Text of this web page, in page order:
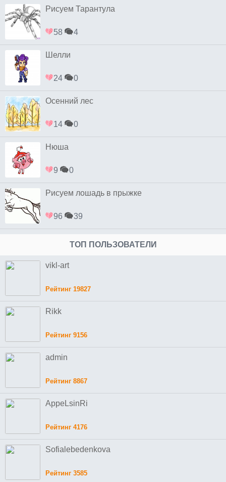
Рисуем Тарантула
58 4
Шелли
24 0
Осенний лес
14 0
Нюша
9 0
Рисуем лошадь в прыжке
96 39
ТОП ПОЛЬЗОВАТЕЛИ
vikl-art
Рейтинг 19827
Rikk
Рейтинг 9156
admin
Рейтинг 8867
AppeLsinRi
Рейтинг 4176
Sofialebedenkova
Рейтинг 3585